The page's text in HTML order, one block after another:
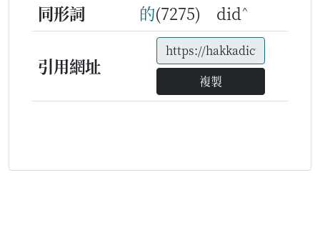
同形詞
的(7275) did^
引用網址
複製